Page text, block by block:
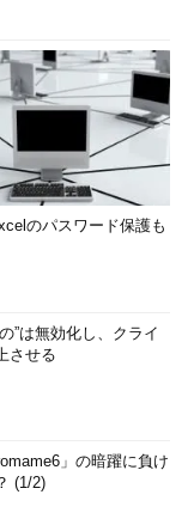
のパスワード保護も
”は無効化し、クライ
させる
」の暗躍に負け
(1/2)